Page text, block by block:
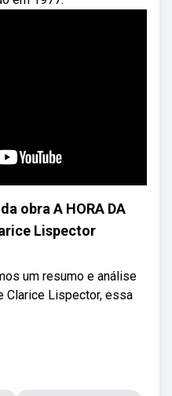
obra A HORA DA
Lispector
um resumo e análise
Clarice Lispector, essa